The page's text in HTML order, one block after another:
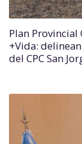
Plan
+Vida:
del CPC San